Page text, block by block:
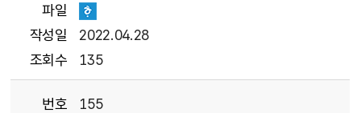
파일
작성일
2022.04.28
조회수
135
번호
155